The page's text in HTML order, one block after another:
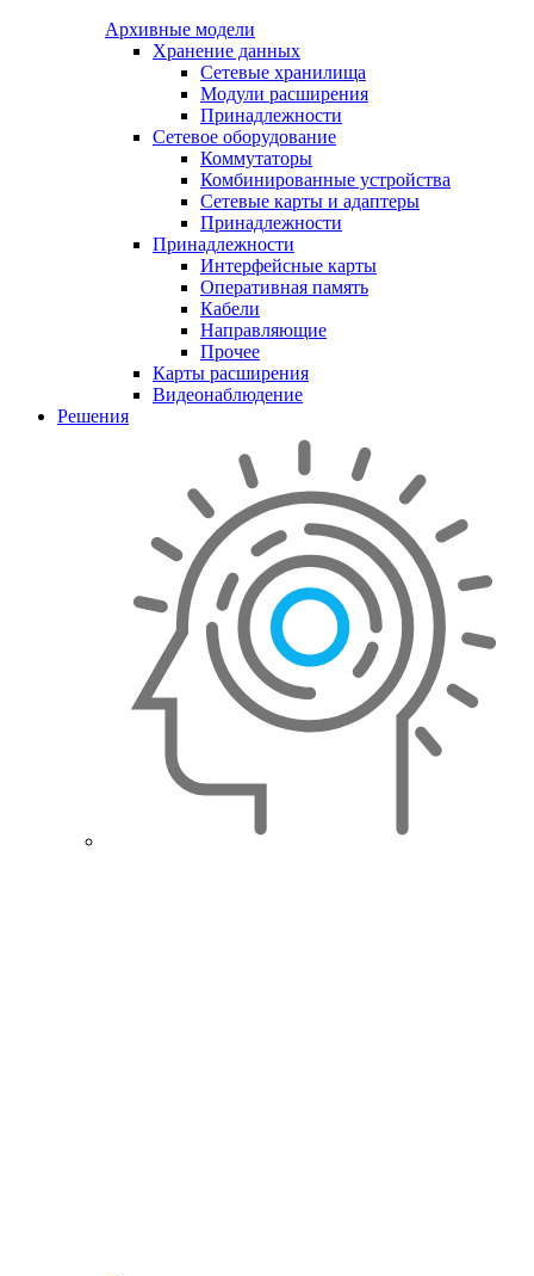
Архивные модели
Хранение данных
Сетевые хранилища
Модули расширения
Принадлежности
Сетевое оборудование
Коммутаторы
Комбинированные устройства
Сетевые карты и адаптеры
Принадлежности
Принадлежности
Интерфейсные карты
Оперативная память
Кабели
Направляющие
Прочее
Карты расширения
Видеонаблюдение
Решения